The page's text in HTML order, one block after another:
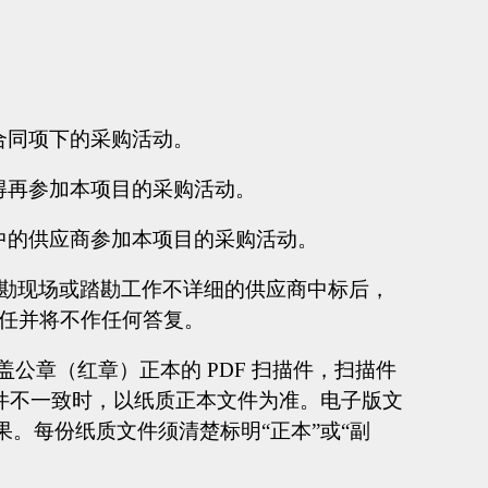
项下的采购活动。
参加本项目的采购活动。
供应商参加本项目的采购活动。
现场或踏勘工作不详细的供应商中标后，
并将不作任何答复。
公章（红章）正本的 PDF 扫描件，扫描件
一致时，以纸质正本文件为准。电子版文
每份纸质文件须清楚标明“正本”或“副